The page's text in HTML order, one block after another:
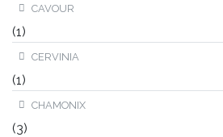
CAVOUR
(1)
CERVINIA
(1)
CHAMONIX
(3)